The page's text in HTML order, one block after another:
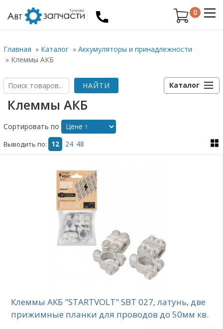
0
Главная » Каталог »Аккумуляторы и принадлежности
» Клеммы АКБ
Каталог
Клеммы АКБ
Сортировать по
Выводить по:
12 24 48
Клеммы АКБ "STARTVOLT" SBT 027, латунь, две
прижимные планки для проводов до 50мм кв.